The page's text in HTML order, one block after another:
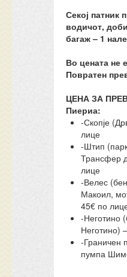
Секој патник
водичот,
багаж – 1
Во цената не
Повратен
ЦЕНА ЗА
Пиериа:
-Скопје
лице
-Штип
Трансфер
лице
-Велес
Макоил,
45€ по
-Неготино
Неготино)
-Граничен
пумпа